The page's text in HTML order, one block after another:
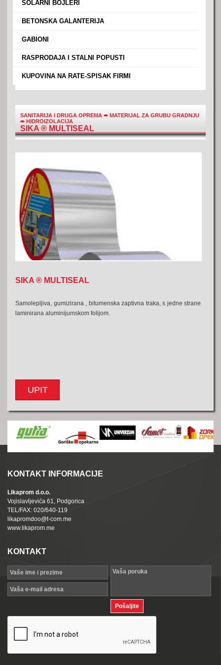
SOLARNI BOJLERI
BETONSKA GALANTERIJA
GABIONI
RASPRODAJA I STALNI POPUSTI
KUPOVINA NA RATE-SPISAK FIRMI
SANITARIJA I DRUGA OPREMA ➨MATERIJAL ZA GRUBU GRADNJU
➨HIDROIZOLACIJA
SIKA ® MULTISEAL
SIKA ® MULTISEAL
Samolepljiva, gumizirana , bitumenska zaptivna traka, s jedne strane
laminirana aluminijumskom folijom.
UPIT
KONTAKT INFORMACIJE
Likaprom d.o.o.
Vojislavljevića 61, Podgorica
TEL/FAX: 020/640-119
likapromdoo@t-com.me
www.likaprom.me
KONTAKT